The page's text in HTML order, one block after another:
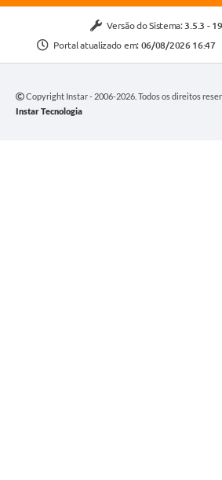
Versão do Sistema: 3.5.3 -
Portal atualizado em: 06/08/2026 16:47
Copyright Instar - 2006-2026. Todos os direitos
Instar Tecnologia